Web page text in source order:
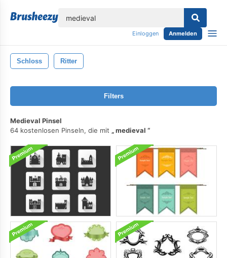
Einloggen Anmelden
Schloss Ritter
Filters
Medieval Pinsel
64 kostenlosen Pinseln, die mit
medieval